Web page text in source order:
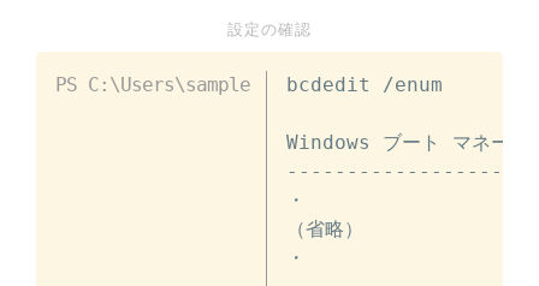
設定の確認
bcdedit /enum
Windows ブート マネージ
・
（省略）
・